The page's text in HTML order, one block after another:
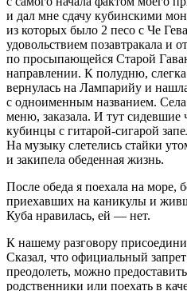
и дал мне сдачу кубинскими
из которых было 2 песо с Че
удовольствием позавтракала и
по просыпающейся Старой
направлении. К полудню,
вернулась на Лампарийу и
с одноименным названием. Села
меню, заказала. И тут сидевшие
кубинцы с гитарой-сигарой
На музыку слетелись стайки
и закипела обеденная жизнь.
После обеда я поехала на море,
приехавших на каникулы и
Куба нравилась, ей — нет.
К нашему разговору
Сказал, что официальный
преодолеть, можно
родственники или поехать в